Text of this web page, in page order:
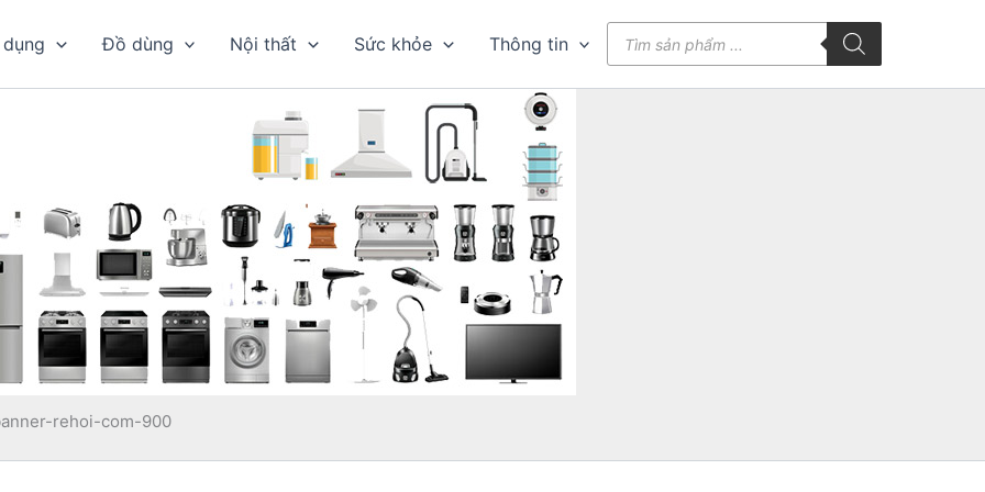
Đồ dùng Nội thất Sức khỏe Thông tin
kiếm
rehoi-com-900